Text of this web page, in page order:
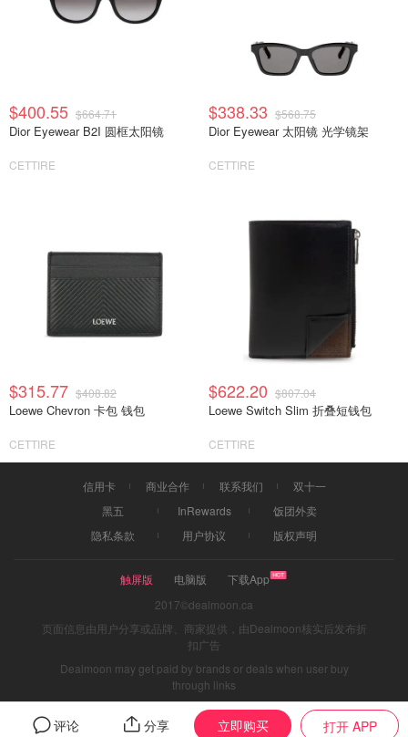
$400.55 $664.71
Dior Eyewear B2I 圆框太阳镜
CETTIRE
$338.33 $568.75
Dior Eyewear 太阳镜 光学镜架
CETTIRE
$315.77 $408.82
Loewe Chevron 卡包 钱包
CETTIRE
$622.20 $807.04
Loewe Switch Slim 折叠短钱包
CETTIRE
评论 分享 立即购买 打开 APP
信用卡 商业合作 联系我们
双十一
黑五
InRewards
饭团外卖
隐私条款
用户协议 版权声明
触屏版 电脑版
下载App
2017©dealmoon.ca
页面信息由用户分享或品牌、商家提供，由Dealmoon核实后发布折
扣广告
Dealmoon may get paid by brands or deals when user buy
through links